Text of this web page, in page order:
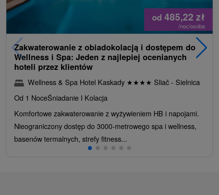
od 485,22 zł
/noc/osoba
Zakwaterowanie z obiadokolacją i dostępem do
Wellness i Spa: Jeden z najlepiej ocenianych
hoteli przez klientów
Wellness & Spa Hotel Kaskady ★★★★ Sliač - Sielnica
Od 1 NoceŚniadanie I Kolacja
Komfortowe zakwaterowanie z wyżywieniem HB i napojami.
Nieograniczony dostęp do 3000-metrowego spa i wellness,
basenów termalnych, strefy fitness...